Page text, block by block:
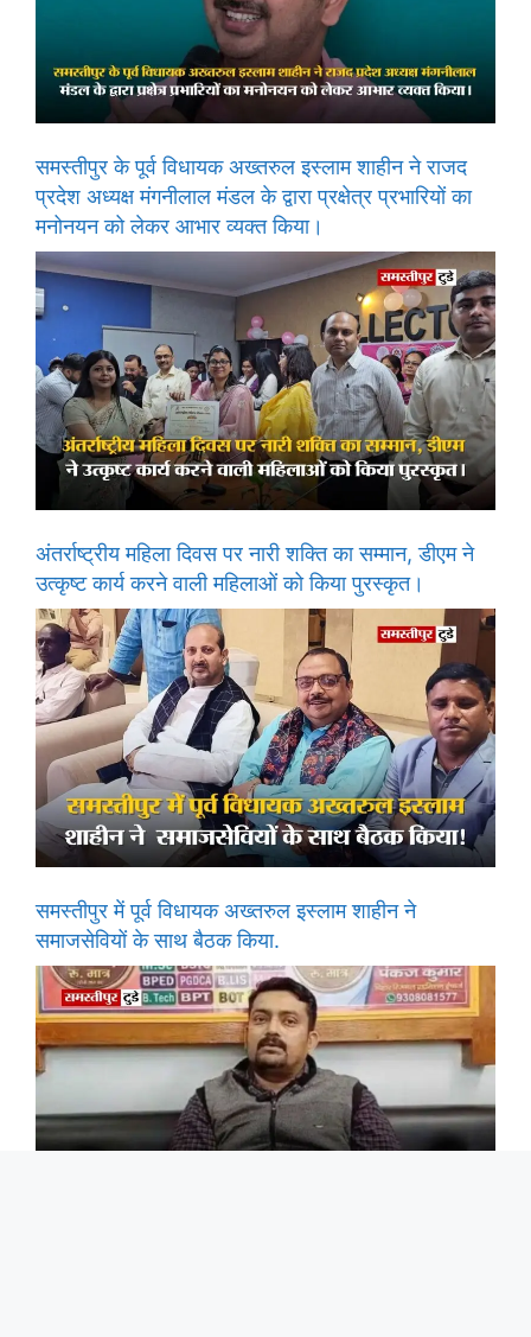
समस्तीपुर के पूर्व विधायक अख्तरुल इस्लाम शाहीन ने राजद
प्रदेश अध्यक्ष मंगनीलाल मंडल के द्वारा प्रक्षेत्र प्रभारियों का
मनोनयन को लेकर आभार व्यक्त किया।
अंतर्राष्ट्रीय महिला दिवस पर नारी शक्ति का सम्मान, डीएम ने
उत्कृष्ट कार्य करने वाली महिलाओं को किया पुरस्कृत।
समस्तीपुर में पूर्व विधायक अख्तरुल इस्लाम शाहीन ने
समाजसेवियों के साथ बैठक किया.